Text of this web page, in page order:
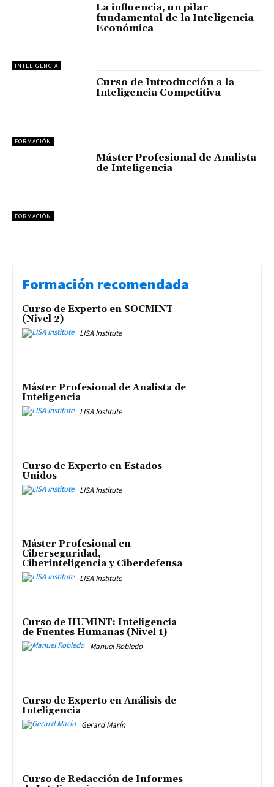
INTELIGENCIA
La influencia, un pilar
fundamental de la Inteligencia
Económica
FORMACIÓN
Curso de Introducción a la
Inteligencia Competitiva
FORMACIÓN
Máster Profesional de Analista
de Inteligencia
Formación recomendada
Curso de Experto en SOCMINT
(Nivel 2)
LISA Institute
Máster Profesional de Analista de
Inteligencia
LISA Institute
Curso de Experto en Estados
Unidos
LISA Institute
Máster Profesional en
Ciberseguridad,
Ciberinteligencia y Ciberdefensa
LISA Institute
Curso de HUMINT: Inteligencia
de Fuentes Humanas (Nivel 1)
Manuel Robledo
Curso de Experto en Análisis de
Inteligencia
Gerard Marín
Curso de Redacción de Informes